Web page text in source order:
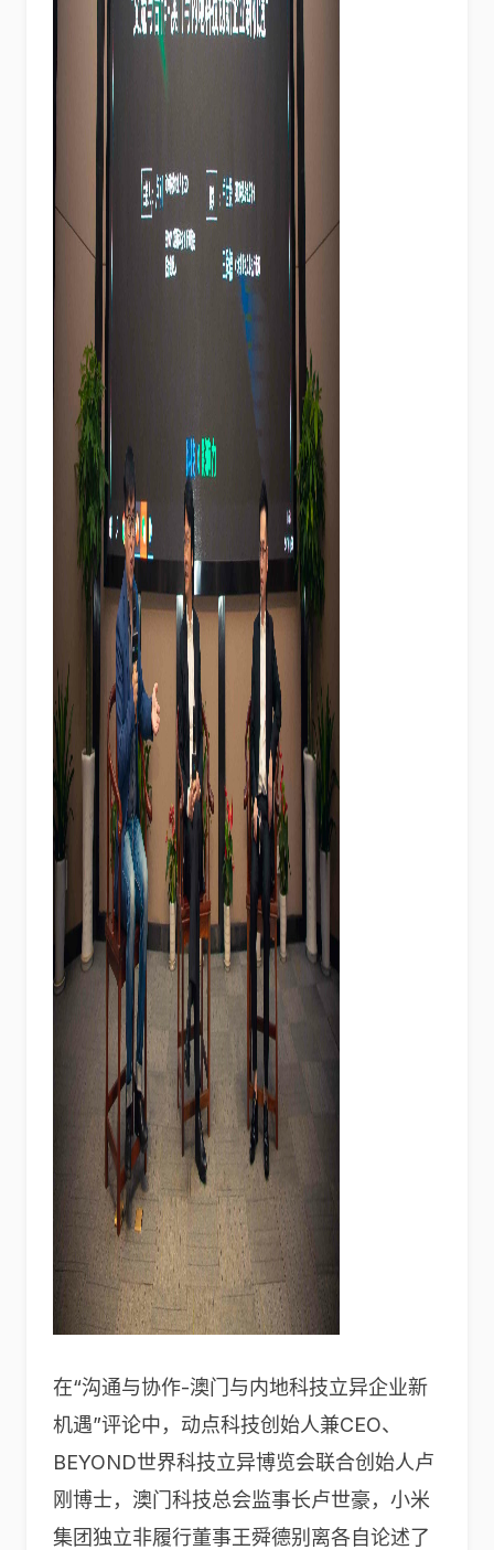
在“沟通与协作-澳门与内地科技立异企业新
机遇”评论中，动点科技创始人兼CEO、
BEYOND世界科技立异博览会联合创始人卢
刚博士，澳门科技总会监事长卢世豪，小米
集团独立非履行董事王舜德别离各自论述了